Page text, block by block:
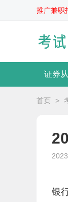
推广兼职
证券
首页 >
银